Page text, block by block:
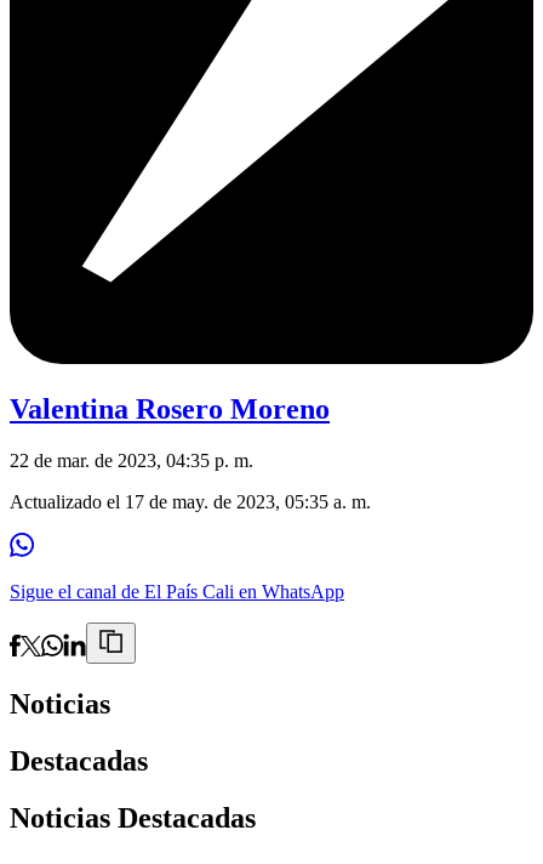
Valentina Rosero Moreno
22 de mar. de 2023, 04:35 p. m.
Actualizado el 17 de may. de 2023, 05:35 a. m.
Sigue el canal de El País Cali en WhatsApp
Noticias
Destacadas
Noticias Destacadas